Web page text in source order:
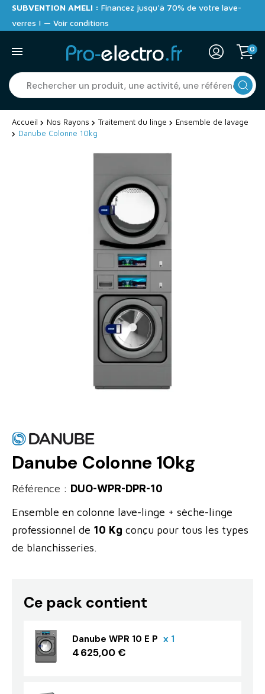
SUBVENTION AMELI : Financez jusqu'à 70% de votre lave-
verres ! — Voir conditions
0
Accueil Nos Rayons Traitement du linge
Ensemble de lavage
Danube Colonne 10kg
Danube Colonne 10kg
Référence : DUO-WPR-DPR-10
Ensemble en colonne lave-linge + sèche-linge
professionnel de 10 Kg conçu pour tous les types
de blanchisseries.
Ce pack contient
Danube WPR 10 E P x 1
4 625,00 €